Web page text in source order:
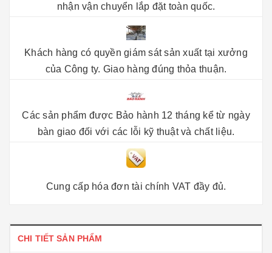
nhận vận chuyển lắp đặt toàn quốc.
Khách hàng có quyền giám sát sản xuất tại xưởng
của Công ty. Giao hàng đúng thỏa thuận.
Các sản phẩm được Bảo hành 12 tháng kể từ ngày
bàn giao đối với các lỗi kỹ thuật và chất liệu.
Cung cấp hóa đơn tài chính VAT đầy đủ.
CHI TIẾT SẢN PHẨM